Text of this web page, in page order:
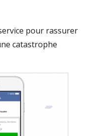
pour rassurer
catastrophe